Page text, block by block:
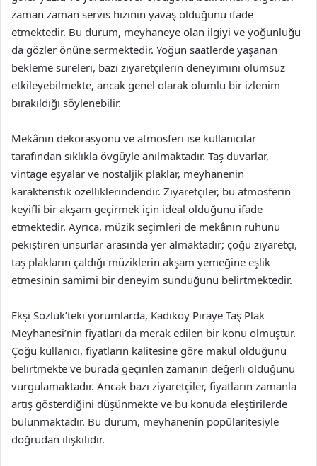
zaman zaman servis hızının yavaş olduğunu ifade
etmektedir. Bu durum, meyhaneye olan ilgiyi ve yoğunluğu
da gözler önüne sermektedir. Yoğun saatlerde yaşanan
bekleme süreleri, bazı ziyaretçilerin deneyimini olumsuz
etkileyebilmekte, ancak genel olarak olumlu bir izlenim
bırakıldığı söylenebilir.
Mekânın dekorasyonu ve atmosferi ise kullanıcılar
tarafından sıklıkla övgüyle anılmaktadır. Taş duvarlar,
vintage eşyalar ve nostaljik plaklar, meyhanenin
karakteristik özelliklerindendir. Ziyaretçiler, bu atmosferin
keyifli bir akşam geçirmek için ideal olduğunu ifade
etmektedir. Ayrıca, müzik seçimleri de mekânın ruhunu
pekiştiren unsurlar arasında yer almaktadır; çoğu ziyaretçi,
taş plakların çaldığı müziklerin akşam yemeğine eşlik
etmesinin samimi bir deneyim sunduğunu belirtmektedir.
Ekşi Sözlük’teki yorumlarda, Kadıköy Piraye Taş Plak
Meyhanesi’nin fiyatları da merak edilen bir konu olmuştur.
Çoğu kullanıcı, fiyatların kalitesine göre makul olduğunu
belirtmekte ve burada geçirilen zamanın değerli olduğunu
vurgulamaktadır. Ancak bazı ziyaretçiler, fiyatların zamanla
artış gösterdiğini düşünmekte ve bu konuda eleştirilerde
bulunmaktadır. Bu durum, meyhanenin popülaritesiyle
doğrudan ilişkilidir.